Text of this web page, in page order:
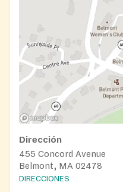
Dirección
455 Concord Avenue
Belmont, MA 02478
DIRECCIONES